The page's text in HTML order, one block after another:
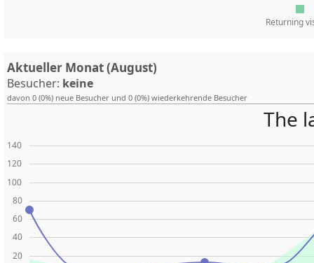
Returning
Aktueller Monat (August)
Besucher: keine
davon 0 (0%) neue Besucher und 0 (0%) wiederkehrende Besucher
20
40
60
80
100
120
140
The